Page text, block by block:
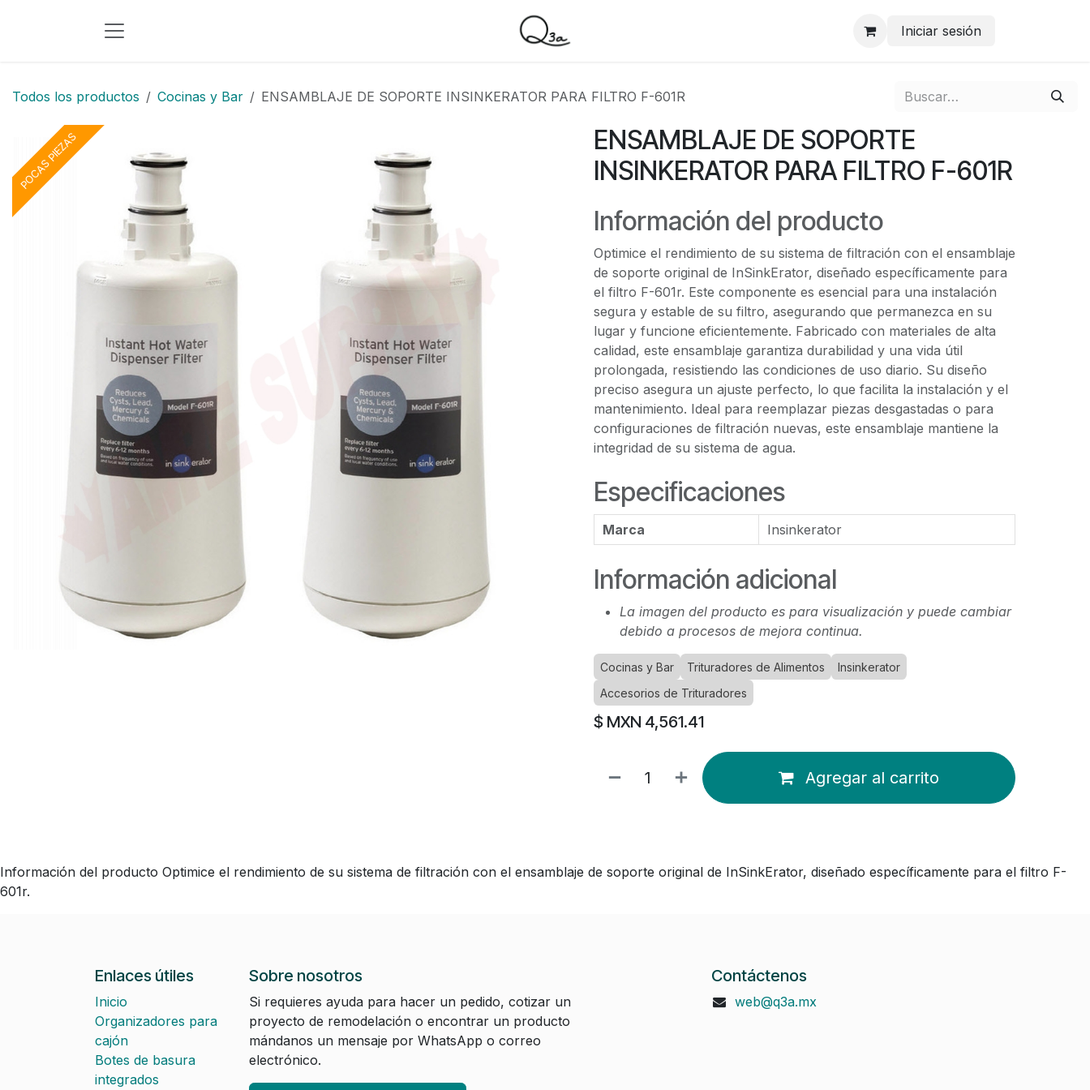
Iniciar sesión
Todos los productos Cocinas y Bar ENSAMBLAJE DE SOPORTE INSINKERATOR PARA FILTRO F-601R
POCAS PIEZAS
ENSAMBLAJE DE SOPORTE
INSINKERATOR PARA FILTRO F-601R
Información del producto
Optimice el rendimiento de su sistema de filtración con el ensamblaje
de soporte original de InSinkErator, diseñado específicamente para
el filtro F-601r. Este componente es esencial para una instalación
segura y estable de su filtro, asegurando que permanezca en su
lugar y funcione eficientemente. Fabricado con materiales de alta
calidad, este ensamblaje garantiza durabilidad y una vida útil
prolongada, resistiendo las condiciones de uso diario. Su diseño
preciso asegura un ajuste perfecto, lo que facilita la instalación y el
mantenimiento. Ideal para reemplazar piezas desgastadas o para
configuraciones de filtración nuevas, este ensamblaje mantiene la
integridad de su sistema de agua.
Especificaciones
Marca Insinkerator
Información adicional
La imagen del producto es para visualización y puede cambiar
debido a procesos de mejora continua.
Cocinas y Bar Trituradores de Alimentos
Insinkerator
Accesorios de Trituradores
$ MXN 4,561.41
Agregar al carrito
Información del producto Optimice el rendimiento de su sistema de filtración con el ensamblaje de soporte original de InSinkErator, diseñado específicamente para el filtro F-
601r.
Enlaces útiles
Inicio
Organizadores para
cajón
Botes de basura
integrados
Sobre nosotros
Si requieres ayuda para hacer un pedido, cotizar un
proyecto de remodelación o encontrar un producto
mándanos un mensaje por WhatsApp o correo
electrónico.
Contáctenos
web@q3a.mx